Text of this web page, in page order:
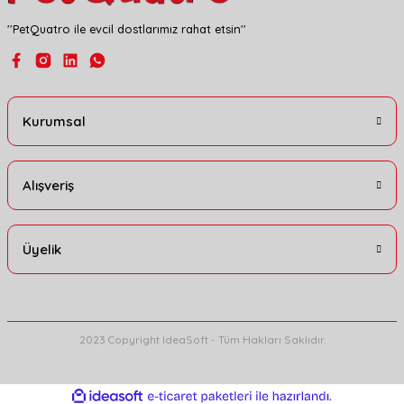
''PetQuatro ile evcil dostlarımız rahat etsin''
Kurumsal
Alışveriş
Üyelik
2023 Copyright IdeaSoft - Tüm Hakları Saklıdır.
ideasoft e-